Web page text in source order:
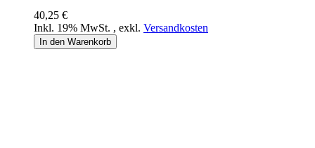
40,25 €
Inkl. 19% MwSt. , exkl. Versandkosten
In den Warenkorb